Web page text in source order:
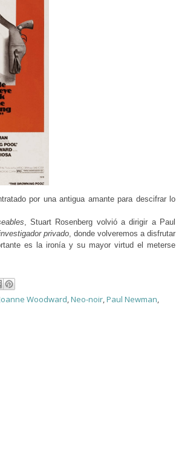
por una antigua amante para descifrar lo
, Stuart Rosenberg volvió a dirigir a Paul
privado , donde volveremos a disfrutar
es la ironía y su mayor virtud el meterse
Woodward,Neo-noir,Paul Newman,